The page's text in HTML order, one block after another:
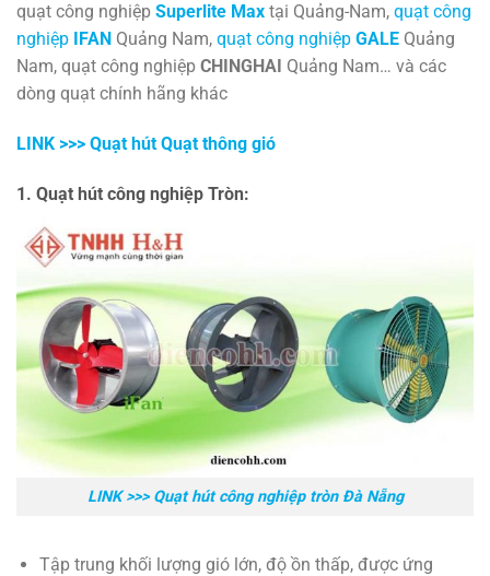
quạt công nghiệp Superlite Max tại Quảng-Nam, quạt công
nghiệp IFAN Quảng Nam, quạt công nghiệp GALE Quảng
Nam, quạt công nghiệp CHINGHAI Quảng Nam… và các
dòng quạt chính hãng khác
LINK >>> Quạt hút Quạt thông gió
1. Quạt hút công nghiệp Tròn:
LINK >>>Quạt hút công nghiệp tròn Đà Nẵng
Tập trung khối lượng gió lớn, độ ồn thấp, được ứng